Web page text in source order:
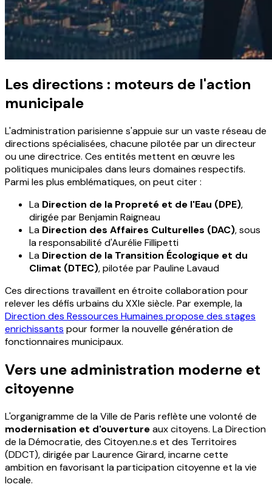
Les directions : moteurs de l'action
municipale
L'administration parisienne s'appuie sur un vaste réseau de
directions spécialisées, chacune pilotée par un directeur
ou une directrice. Ces entités mettent en œuvre les
politiques municipales dans leurs domaines respectifs.
Parmi les plus emblématiques, on peut citer :
La Direction de la Propreté et de l'Eau (DPE),
dirigée par Benjamin Raigneau
La Direction des Affaires Culturelles (DAC), sous
la responsabilité d'Aurélie Fillipetti
La Direction de la Transition Écologique et du
Climat (DTEC), pilotée par Pauline Lavaud
Ces directions travaillent en étroite collaboration pour
relever les défis urbains du XXIe siècle. Par exemple, la
Direction des Ressources Humaines propose des stages
enrichissants pour former la nouvelle génération de
fonctionnaires municipaux.
Vers une administration moderne et
citoyenne
L'organigramme de la Ville de Paris reflète une volonté de
modernisation et d'ouvertureaux citoyens. La Direction
de la Démocratie, des Citoyen.ne.s et des Territoires
(DDCT), dirigée par Laurence Girard, incarne cette
ambition en favorisant la participation citoyenne et la vie
locale.